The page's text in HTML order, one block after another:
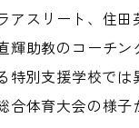
アスリート、住
輝助教のコーチ
特別支援学校で
体育大会の様子